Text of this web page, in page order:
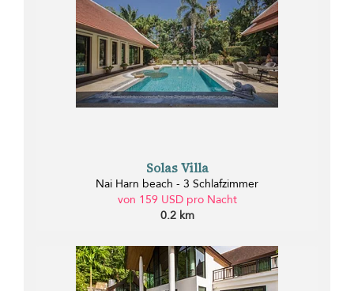
Solas Villa
Nai Harn beach - 3 Schlafzimmer
von 159 USD pro Nacht
0.2 km